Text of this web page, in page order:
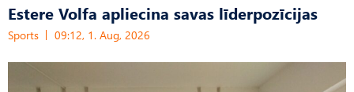
Estere Volfa apliecina savas līderpozīcijas
Sports 09:12, 1. Aug, 2026